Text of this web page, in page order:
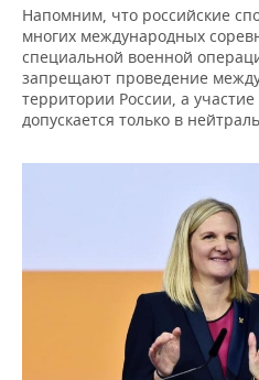
ЭНЕРГЕТИКА
УСЛУГИ
МЕДИА
ТЕЛЕКОММУНИКАЦИИ
ВЫЕЗДНАЯ РЕДАКЦИЯ
БИЗНЕС-БРАНЧИ
ONLINE-КОНФЕРЕНЦИИ
ОТКРЫТАЯ ЛЕКЦИЯ
НОВОСТИ СПОРТА
ФУТБОЛ
ХОККЕЙ
БАСКЕТБОЛ
КИБЕРСПОРТ
ФИГУРНОЕ КАТАНИЕ
ВОДНЫЕ ВИДЫ СПОРТА
ОБЩЕСТВО
НОВОСТИ ОБЩЕСТВА
ВЛАСТЬ
ИНФРАСТРУКТУРА
КУЛЬТУРА
ОБРАЗОВАНИЕ
ФОТОГАЛЕРЕЯ
СЮЖЕТЫ
СПРАВОЧНИК
СПИСОК КОМПАНИЙ
Напомним, что российские
многих международных
специальной военной
запрещают проведение
территории России, а
допускается только в